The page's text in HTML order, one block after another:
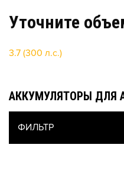
Уточните
3.7 (300 л.с.)
АККУМУЛЯТОРЫ ДЛЯ
ФИЛЬТР